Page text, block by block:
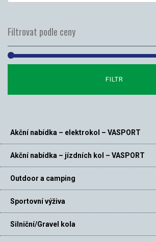
Filtrovat podle ceny
FILTR
Akční nabídka – elektrokol – VASPORT
Akční nabídka – jízdních kol – VASPORT
Outdoor a camping
Sportovní výživa
Silniční/Gravel kola